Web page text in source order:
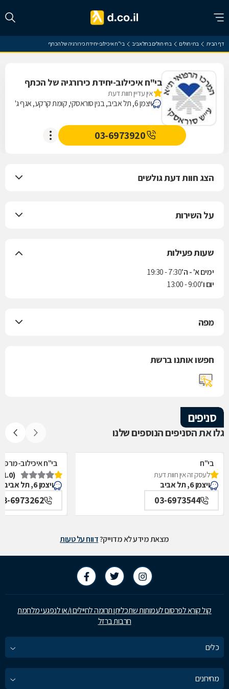
דף הבית בתי חולים בתי חולים בתל אביב בי"ח איכילוב-יחידת כירורגיה של הכתף
בי"ח איכילוב-יחידת כירורגיה של הכתף
אין עדיין חוות דעת
ויצמן 6, תל אביב, בנין סוראסקי, קומת קרקע, אגף ג'
03-6973920
הצג חוות דעת גולשים
על השירות
שעות פעילות
ימים א' - ה'7:30 - 19:30
יום ו'9:00 - 13:00
מפה
חפשו אותנו ברשת
סניפים
גלו את הסניפים הנוספים שלנו
בי"ח
איכילוב-אף,אוזן,גרון,ניתוחי-ראש,צוואר,פה,לסתות-מערך,
תל אביב
לעסק זה אין חוות דעת
ויצמן 6, תל אביב
03-6973544
בי"ח איכילוב-
תל אביב
(1.0)
ויצמן 6, תל אביב
6973262
מצאת מידע לא מדוייק?דווח על טעות
קול קורא לפרסום לעמותות שתכליתן תרומה לחיילים ו/או לנפגעי מלחמת
חרבות ברזל
כלים
מחירונים